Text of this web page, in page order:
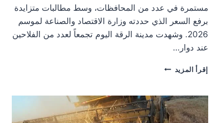
مستمرة في عدد من المحافظات، وسط مطالبات متزايدة
برفع السعر الذي حددته وزارة الاقتصاد والصناعة لموسم
2026. وشهدت مدينة الرقة اليوم تجمعاً لعدد من الفلاحين
عند دوار…
إقرأ المزيد رغم
الحكومة
تُبقي
تسعيرة